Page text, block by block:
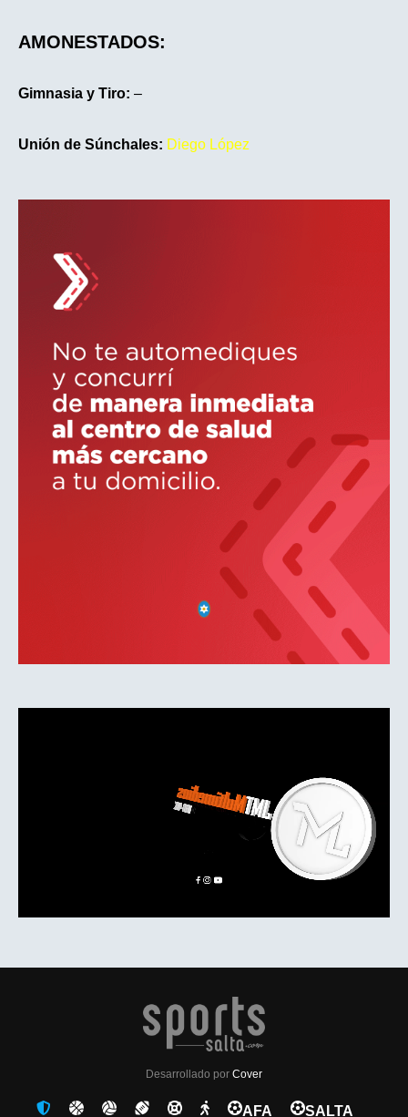
AMONESTADOS:
Gimnasia y Tiro: –
Unión de Súnchales: Diego López
Desarrollado por Cover
AFA SALTA